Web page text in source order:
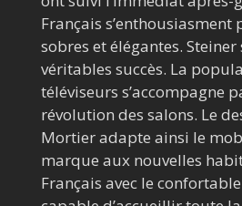
Français s’enthousiasment
sobres et élégantes.
véritables succès. La
téléviseurs s’accompagne
révolution des salons. Le
Mortier adapte ainsi le
marque aux nouvelles
Français avec le